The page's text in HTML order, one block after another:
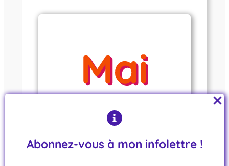
Abonnez-vous à mon infolettre !
INFOLETTRE 05-2025